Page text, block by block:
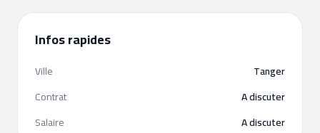
Infos rapides
Ville
Tanger
Contrat
A discuter
Salaire
A discuter